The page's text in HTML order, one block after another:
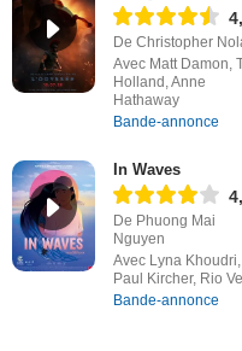
De Christopher
Avec Matt Damon,
Holland, Anne
Hathaway
Bande-annonce
In Waves
De Phuong Mai
Nguyen
Avec Lyna Khoudri,
Paul Kircher, Rio
Bande-annonce